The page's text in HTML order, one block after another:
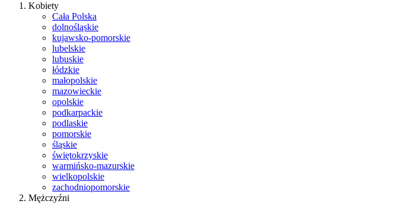
Kobiety
Cała Polska
dolnośląskie
kujawsko-pomorskie
lubelskie
lubuskie
łódzkie
małopolskie
mazowieckie
opolskie
podkarpackie
podlaskie
pomorskie
śląskie
świętokrzyskie
warmińsko-mazurskie
wielkopolskie
zachodniopomorskie
Mężczyźni